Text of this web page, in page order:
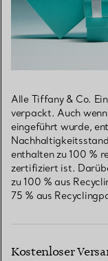
Alle Tiffany & Co.
verpackt. Auch
eingeführt wurde,
enthalten zu 100 %
zertifiziert ist.
zu 100 % aus
75 % aus
Kostenloser